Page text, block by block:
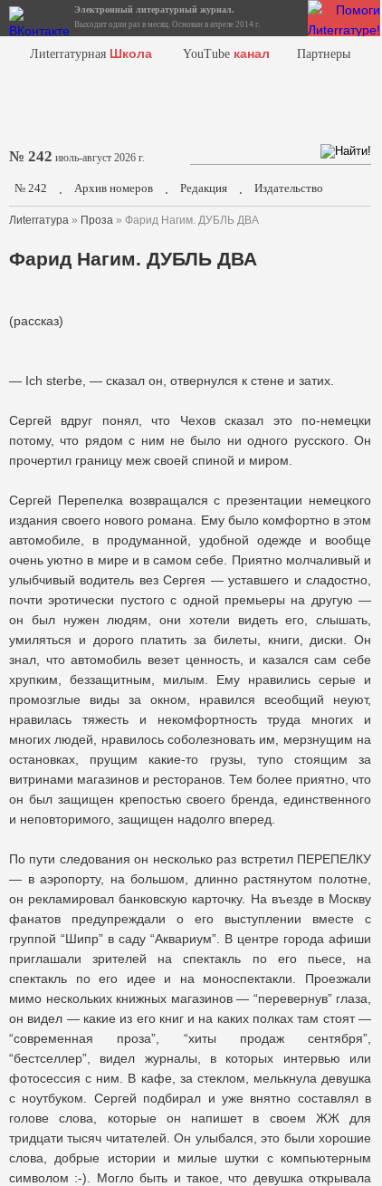
Электронный литературный журнал.
Выходит один раз в месяц. Основан в апреле 2014 г.
Лиterraтурная Школа YouTube канал Партнеры
№ 242 июль-август 2026 г.
№ 242 . Архив номеров . Редакция . Издательство
Лиterraтура » Проза » Фарид Нагим. ДУБЛЬ ДВА
Фарид Нагим. ДУБЛЬ ДВА
(рассказ)
— Ich sterbe, — сказал он, отвернулся к стене и затих.
Сергей вдруг понял, что Чехов сказал это по-немецки
потому, что рядом с ним не было ни одного русского. Он
прочертил границу меж своей спиной и миром.
Сергей Перепелка возвращался с презентации немецкого
издания своего нового романа. Ему было комфортно в этом
автомобиле, в продуманной, удобной одежде и вообще
очень уютно в мире и в самом себе. Приятно молчаливый и
улыбчивый водитель вез Сергея — уставшего и сладостно,
почти эротически пустого с одной премьеры на другую —
он был нужен людям, они хотели видеть его, слышать,
умиляться и дорого платить за билеты, книги, диски. Он
знал, что автомобиль везет ценность, и казался сам себе
хрупким, беззащитным, милым. Ему нравились серые и
промозглые виды за окном, нравился всеобщий неуют,
нравилась тяжесть и некомфортность труда многих и
многих людей, нравилось соболезновать им, мерзнущим на
остановках, прущим какие-то грузы, тупо стоящим за
витринами магазинов и ресторанов. Тем более приятно, что
он был защищен крепостью своего бренда, единственного
и неповторимого, защищен надолго вперед.
По пути следования он несколько раз встретил ПЕРЕПЕЛКУ
— в аэропорту, на большом, длинно растянутом полотне,
он рекламировал банковскую карточку. На въезде в Москву
фанатов предупреждали о его выступлении вместе с
группой “Шипр” в саду “Аквариум”. В центре города афиши
приглашали зрителей на спектакль по его пьесе, на
спектакль по его идее и на моноспектакли. Проезжали
мимо нескольких книжных магазинов — “перевернув” глаза,
он видел — какие из его книг и на каких полках там стоят —
“современная проза”, “хиты продаж сентября”,
“бестселлер”, видел журналы, в которых интервью или
фотосессия с ним. В кафе, за стеклом, мелькнула девушка
с ноутбуком. Сергей подбирал и уже внятно составлял в
голове слова, которые он напишет в своем ЖЖ для
тридцати тысяч читателей. Он улыбался, это были хорошие
слова, добрые истории и милые шутки с компьютерным
символом :-). Могло быть и такое, что девушка открывала